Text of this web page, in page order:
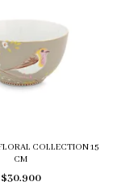
COLLECTION 15
CM
$30.900